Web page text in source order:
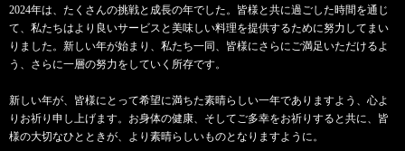
2024年は、たくさんの挑戦と成長の年でした。皆様と共に過ごした時間を通じ
て、私たちはより良いサービスと美味しい料理を提供するために努力してまい
りました。新しい年が始まり、私たち一同、皆様にさらにご満足いただけるよ
う、さらに一層の努力をしていく所存です。
新しい年が、皆様にとって希望に満ちた素晴らしい一年でありますよう、心よ
りお祈り申し上げます。お身体の健康、そしてご多幸をお祈りすると共に、皆
様の大切なひとときが、より素晴らしいものとなりますように。